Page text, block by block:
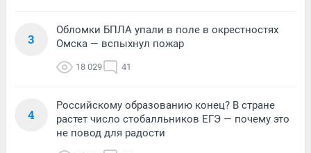
3
Обломки БПЛА упали в поле в окрестностях
Омска — вспыхнул пожар
18 029 41
4
Российскому образованию конец? В стране
растет число стобалльников ЕГЭ — почему это
не повод для радости